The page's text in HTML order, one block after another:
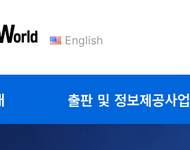
English
출판 및 정보제공사업